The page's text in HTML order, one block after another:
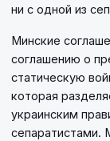
ни с одной из
Минские
соглашению о
статическую
которая
украинским
сепаратистами.